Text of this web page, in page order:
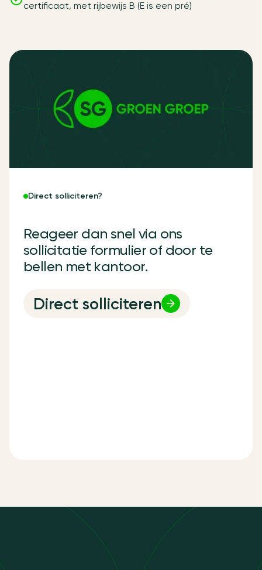
certificaat, met rijbewijs B (E is een pré)
Direct solliciteren?
Reageer dan snel via ons
sollicitatie formulier of door te
bellen met kantoor.
Direct solliciteren